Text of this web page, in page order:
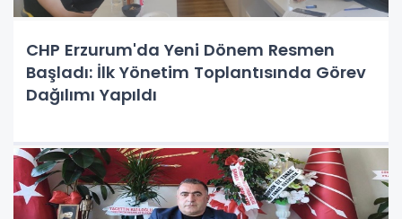
CHP Erzurum'da Yeni Dönem Resmen
Başladı: İlk Yönetim Toplantısında Görev
Dağılımı Yapıldı